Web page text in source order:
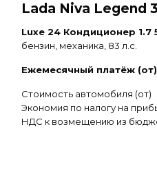
Lada Niva Legend
Luxe 24 Кондиционер 1.7
бензин, механика, 83 л.с.
Ежемесячный платёж (от)
Стоимость автомобиля (от)
Экономия по налогу на
НДС к возмещению из